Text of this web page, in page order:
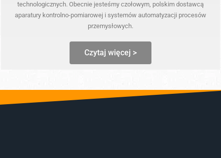
technologicznych. Obecnie jesteśmy czołowym, polskim dostawcą
aparatury kontrolno-pomiarowej i systemów automatyzacji procesów
przemysłowych.
Czytaj więcej >